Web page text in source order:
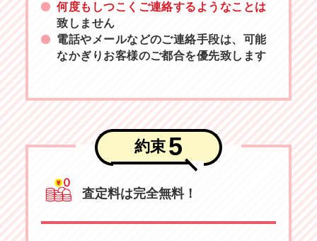
何度もしつこくご連絡するようなことは
致しません
電話やメールなどのご連絡手段は、可能
なかぎりお客様のご都合を優先致します
約束 5
査定料は完全無料！